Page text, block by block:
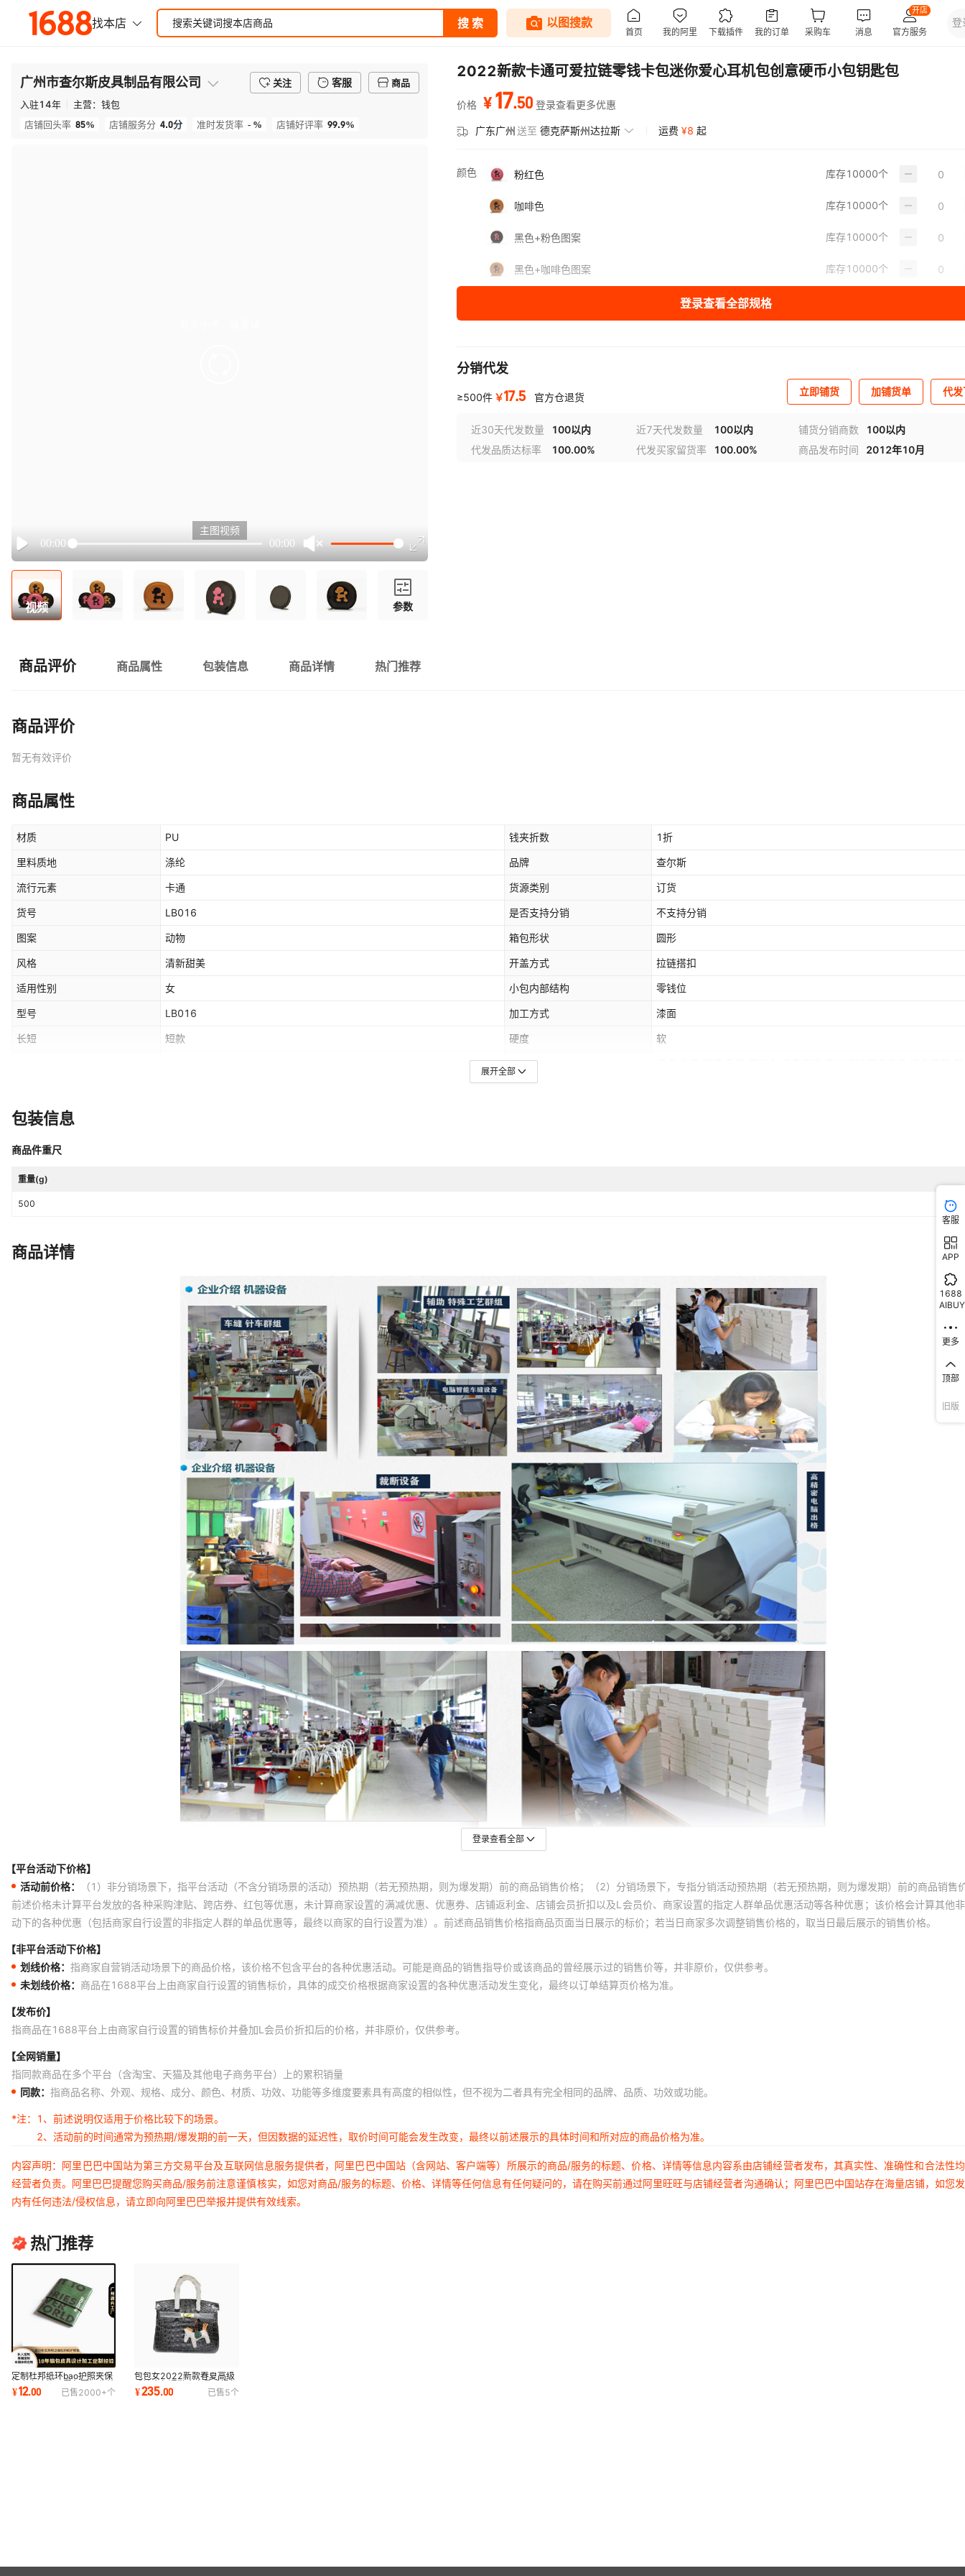
广州市查尔斯皮具制品有限公司 关注 客服
商品
入驻14年 主营： 钱包
店铺回头率 85% 店铺服务分 4.0分 准时发货率 - % 店铺好评率 99.9%
Play
00:00 00:00
主图视频
视频 参数
2022新款卡通可爱拉链零钱卡包迷你爱心耳机包创意硬币小包钥匙包
价格 ¥17.50 登录查看更多优惠
广东广州送至 德克萨斯州达拉斯 运费 ¥8 起
颜色 粉红色 库存10000个
咖啡色 库存10000个
黑色+粉色图案 库存10000个
黑色+咖啡色图案 库存10000个
登录查看全部规格
分销代发
≥500件 ￥17.5 官方仓退货 立即铺货 加铺货单 代
近30天代发数量 100以内 近7天代发数量 100以内 铺货分销商数
100以内
代发品质达标率
100.00% 代发买家留货率 100.00% 商品发布时间 2012年10月
商品评价 商品属性 包装信息 商品详情 热门推荐
商品评价
暂无有效评价
商品属性
材质 PU 钱夹折数 1折
里料质地 涤纶 品牌 查尔斯
流行元素 卡通 货源类别 订货
货号 LB016 是否支持分销 不支持分销
图案 动物 箱包形状 圆形
风格 清新甜美 开盖方式 拉链搭扣
适用性别 女 小包内部结构 零钱位
型号 LB016 加工方式 漆面
长短 短款 硬度 软
适用送礼场合
产地
最晚发货时间
主要下游平台
有可授权的自有品牌
展开全部
包装信息
商品件重尺
重量(g)
500
商品详情
登录查看全部
【平台活动下价格】
活动前价格：
（1）非分销场景下，指平台活动（不含分销场景的活动）预热期（若无预热期，则为爆发期）前的商品销售价格；（2）分销场景下，专指分销活动预热期（若无预热期，则为爆发期）前的商品销售
前述价格未计算平台发放的各种采购津贴、跨店券、红包等优惠，未计算商家设置的满减优惠、优惠券、店铺返利金、店铺会员折扣以及L会员价、商家设置的指定人群单品优惠活动等各种优惠；该价格会计算其他
动下的各种优惠（包括商家自行设置的非指定人群的单品优惠等，最终以商家的自行设置为准）。前述商品销售价格指商品页面当日展示的标价；若当日商家多次调整销售价格的，取当日最后展示的销售价格。
【非平台活动下价格】
划线价格： 指商家自营销活动场景下的商品价格，该价格不包含平台的各种优惠活动。可能是商品的销售指导价或该商品的曾经展示过的销售价等，并非原价，仅供参考。
未划线价格： 商品在1688平台上由商家自行设置的销售标价，具体的成交价格根据商家设置的各种优惠活动发生变化，最终以订单结算页价格为准。
【发布价】
指商品在1688平台上由商家自行设置的销售标价并叠加L会员价折扣后的价格，并非原价，仅供参考。
【全网销量】
指同款商品在多个平台（含淘宝、天猫及其他电子商务平台）上的累积销量
同款： 指商品名称、外观、规格、成分、颜色、材质、功效、功能等多维度要素具有高度的相似性，但不视为二者具有完全相同的品牌、品质、功效或功能。
*注：
1、前述说明仅适用于价格比较下的场景。
2、活动前的时间通常为预热期/爆发期的前一天，但因数据的延迟性，取价时间可能会发生改变，最终以前述展示的具体时间和所对应的商品价格为准。
内容声明：阿里巴巴中国站为第三方交易平台及互联网信息服务提供者，阿里巴巴中国站（含网站、客户端等）所展示的商品/服务的标题、价格、详情等信息内容系由店铺经营者发布，其真实性、准确性和合法性
经营者负责。阿里巴巴提醒您购买商品/服务前注意谨慎核实，如您对商品/服务的标题、价格、详情等任何信息有任何疑问的，请在购买前通过阿里旺旺与店铺经营者沟通确认；阿里巴巴中国站存在海量店铺，如您
内有任何违法/侵权信息，请立即向阿里巴巴举报并提供有效线索。
热门推荐
定制杜邦纸环bao护照夹保
护套多功能口罩包票据收纳
包证件包卡包
¥12.00 已售2000+个
包包女2022新款春夏高级
感铂金包通勤大容量手提包
百搭真皮斜挎包
¥235.00 已售5个
客服
APP
1688
AIBUY
更多
顶部
旧版